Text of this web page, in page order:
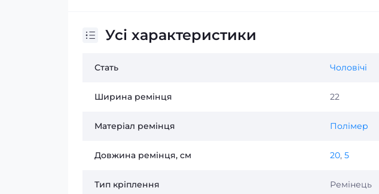
Усі характеристики
Стать Чоловічі
Ширина ремінця 22
Матеріал ремінця Полімер
Довжина ремінця, см 20, 5
Тип кріплення Ремінець